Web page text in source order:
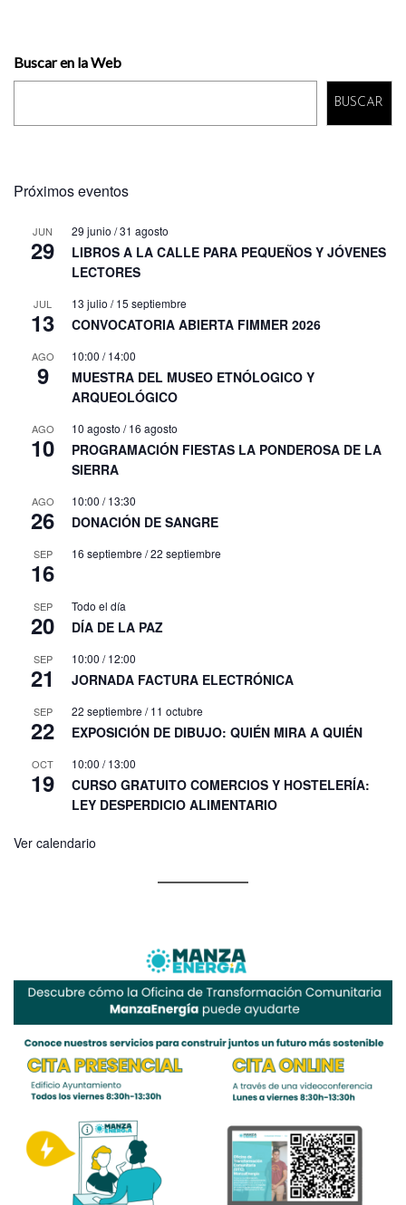
Buscar en la Web
BUSCAR
Próximos eventos
JUN
29
29 junio /31 agosto
LIBROS A LA CALLE PARA PEQUEÑOS Y JÓVENES
LECTORES
JUL
13
13 julio /15 septiembre
CONVOCATORIA ABIERTA FIMMER 2026
AGO
9
10:00 /14:00
MUESTRA DEL MUSEO ETNÓLOGICO Y
ARQUEOLÓGICO
AGO
10
10 agosto /16 agosto
PROGRAMACIÓN FIESTAS LA PONDEROSA DE LA
SIERRA
AGO
26
10:00 /13:30
DONACIÓN DE SANGRE
SEP
16
16 septiembre /22 septiembre
SEP
20
Todo el día
DÍA DE LA PAZ
SEP
21
10:00 /12:00
JORNADA FACTURA ELECTRÓNICA
SEP
22
22 septiembre /11 octubre
EXPOSICIÓN DE DIBUJO: QUIÉN MIRA A QUIÉN
OCT
19
10:00 /13:00
CURSO GRATUITO COMERCIOS Y HOSTELERÍA:
LEY DESPERDICIO ALIMENTARIO
Ver calendario